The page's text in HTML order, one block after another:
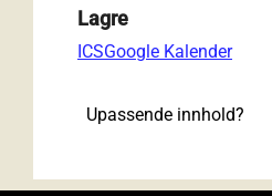
Lagre
ICSGoogle Kalender
Upassende innhold?